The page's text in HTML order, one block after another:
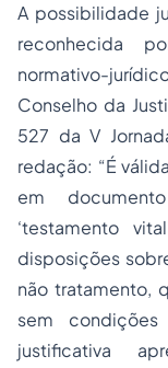
A possibilidade
reconhecida
normativo-
Conselho da
527 da V
redação: “É
em
‘testamento
disposições
não tratamento,
sem
justificativa